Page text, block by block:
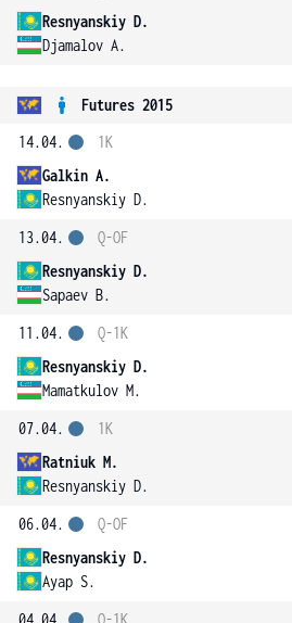
Resnyanskiy D.
Djamalov A.
Futures 2015
14.04.
Galkin A.
Resnyanskiy D.
1K
13.04.
Resnyanskiy D.
Sapaev B.
Q-OF
11.04.
Resnyanskiy D.
Mamatkulov M.
Q-1K
07.04.
Ratniuk M.
Resnyanskiy D.
1K
06.04.
Resnyanskiy D.
Ayap S.
Q-OF
04.04.
Q-1K